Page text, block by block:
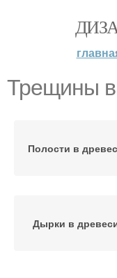
Трещины
Полости в
Дырки в